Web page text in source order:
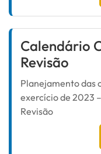
Calendário
Revisão
Planejamento das
exercício de 2023
Revisão